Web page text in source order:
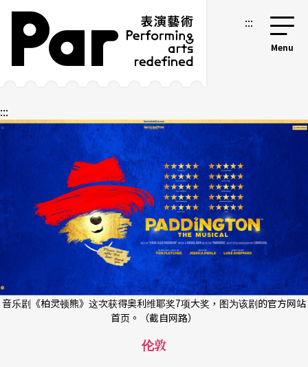
跳到主要内容区块
网站导览 :::
:::
音乐剧《柏灵顿熊》这次获得奥利维耶奖7项大奖，图为该剧的官方网站
首页。（截自网路）
伦敦